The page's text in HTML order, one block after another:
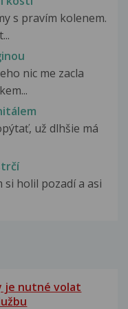
s pravím kolenem.
nic me zacla
už dlhšie má
holil pozadí a asi
je nutné volat